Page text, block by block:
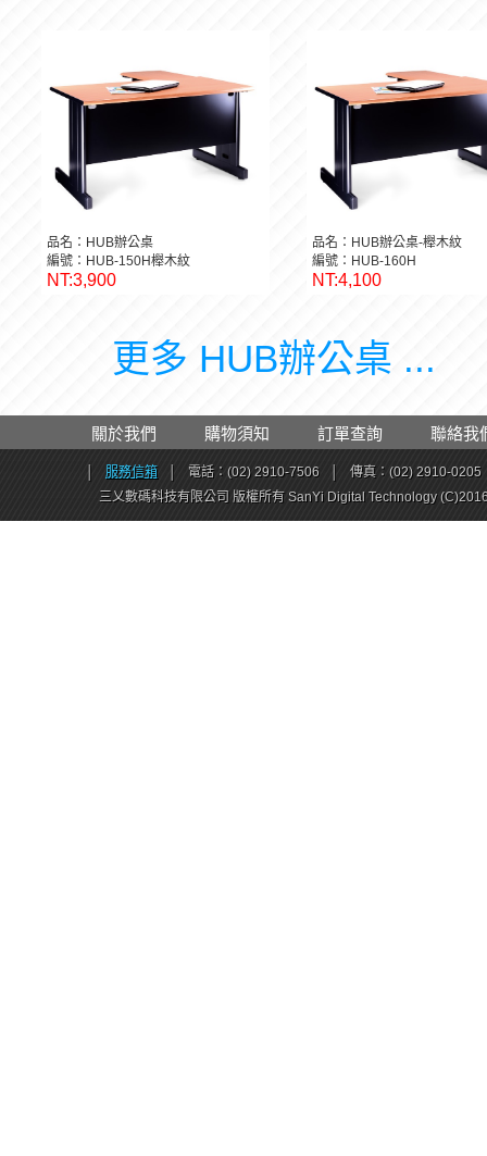
品名：HUB辦公桌
編號：HUB-150H櫸木紋
NT:3,900
品名：HUB辦公桌-櫸木紋
編號：HUB-160H
NT:4,100
更多 HUB辦公桌 ...
關於我們 購物須知 訂單查詢 聯絡我
服務信箱 電話：(02) 2910-7506
傳真：(02) 2910-0205
三乂數碼科技有限公司 版權所有 SanYi Digital Technology